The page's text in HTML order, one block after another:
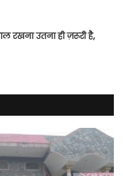
रखना उतना ही ज़रूरी है,